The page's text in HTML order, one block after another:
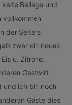
Beilage und
vollkommen
der Selters
zwar ein neues
u. Zitrone.
Gastwirt
und ich bin noch
Gäste dies